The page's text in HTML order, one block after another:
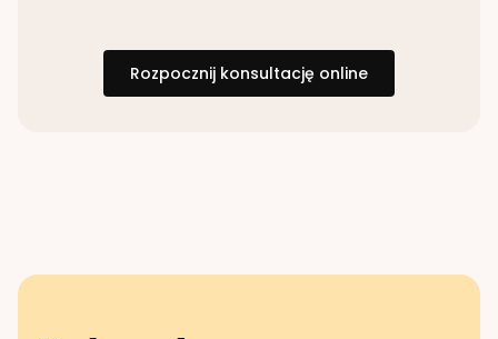
Rozpocznij konsultację online